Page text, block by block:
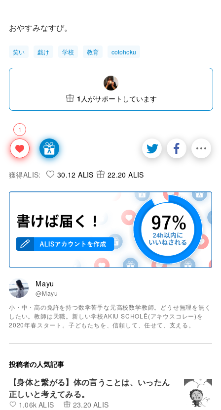
おやすみなすび。
笑い 戯け 学校 教育 cotohoku
1
1 人がサポートしています
獲得ALIS: 30.12 ALIS 22.20 ALIS
Mayu
@Mayu
小・中・高の免許を持つ数学苦手な元高校数学教師。どうせ無理を無く
したい。教師は天職。新しい学校AKIU SCHOLĒ(アキウスコレー)を
2020年春スタート。子どもたちを、信頼して、任せて、支える。
投稿者の人気記事
【身体と繋がる】体の言うことは、いったん
正しいと考えてみる。
1.06k ALIS 23.20 ALIS